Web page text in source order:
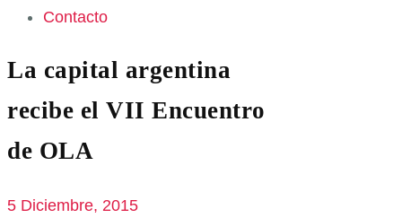
Contacto
La capital argentina
recibe el VII Encuentro
de OLA
5 Diciembre, 2015